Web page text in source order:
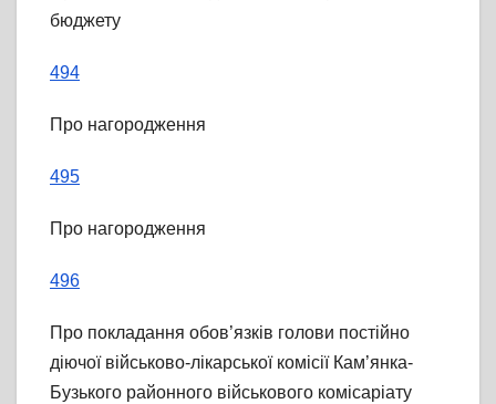
бюджету
494
Про нагородження
495
Про нагородження
496
Про покладання обов’язків голови постійно
діючої військово-лікарської комісії Кам’янка-
Бузького районного військового комісаріату